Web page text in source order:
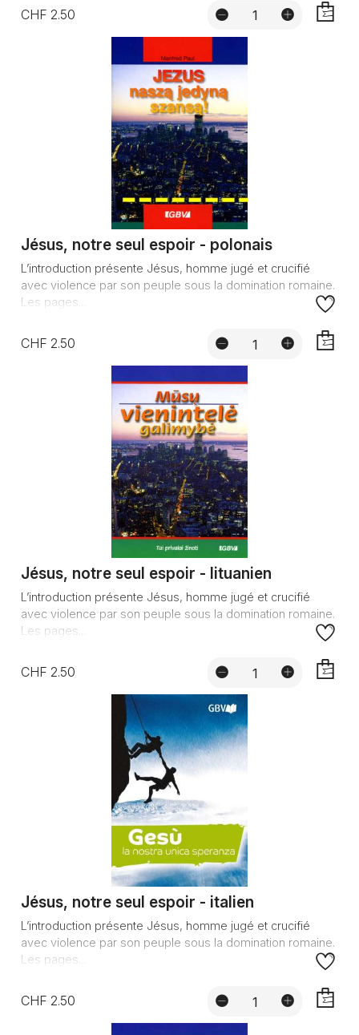
CHF 2.50
Jésus, notre seul espoir - polonais
L’introduction présente Jésus, homme jugé et crucifié
avec violence par son peuple sous la domination romaine.
Les pages...
CHF 2.50
Jésus, notre seul espoir - lituanien
L’introduction présente Jésus, homme jugé et crucifié
avec violence par son peuple sous la domination romaine.
Les pages...
CHF 2.50
Jésus, notre seul espoir - italien
L’introduction présente Jésus, homme jugé et crucifié
avec violence par son peuple sous la domination romaine.
Les pages...
CHF 2.50